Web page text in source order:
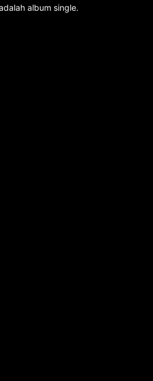
album single.